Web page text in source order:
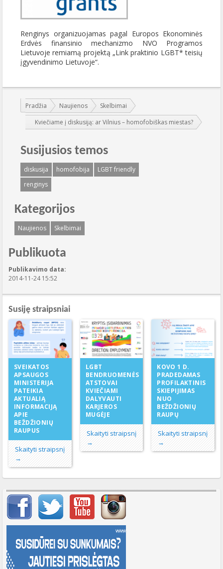
Renginys organizuojamas pagal Europos Ekonominės
Erdvės finansinio mechanizmo NVO Programos
Lietuvoje remiamą projektą „Link praktinio LGBT* teisių
įgyvendinimo Lietuvoje“.
Jūs esate čia:
Pradžia Naujienos
Skelbimai
Kviečiame į diskusiją: ar Vilnius – homofobiškas miestas?
Susijusios temos
diskusija homofobija
LGBT friendly
renginys
Kategorijos
Naujienos Skelbimai
Publikuota
Publikavimo data:
2014-11-24 15:52
Susiję straipsniai
SVEIKATOS
APSAUGOS
MINISTERIJA
PATEIKIA
AKTUALIĄ
INFORMACIJĄ
APIE
BEŽDŽIONIŲ
RAUPUS
Skaityti straipsnį
→
LGBT
BENDRUOMENĖS
ATSTOVAI
KVIEČIAMI
DALYVAUTI
KARJEROS
MUGĖJE
Skaityti straipsnį
→
KOVO 1 D.
PRADEDAMAS
PROFILAKTINIS
SKIEPIJIMAS
NUO
BEŽDŽIONIŲ
RAUPŲ
Skaityti straipsnį
→
Svarbių įrašų meniu